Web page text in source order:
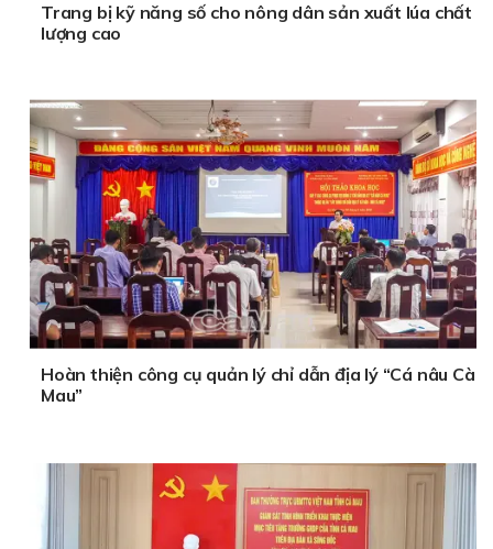
Trang bị kỹ năng số cho nông dân sản xuất lúa chất
lượng cao
Hoàn thiện công cụ quản lý chỉ dẫn địa lý “Cá nâu Cà
Mau”